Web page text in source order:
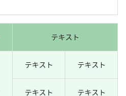
テキスト
テキスト テキスト
テキスト テキスト